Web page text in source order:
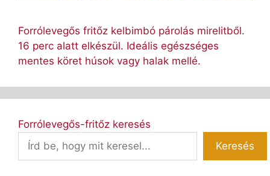
Forrólevegős fritőz kelbimbó párolás mirelitből.
16 perc alatt elkészül. Ideális egészséges
mentes köret húsok vagy halak mellé.
Forrólevegős-fritőz keresés
Keresés